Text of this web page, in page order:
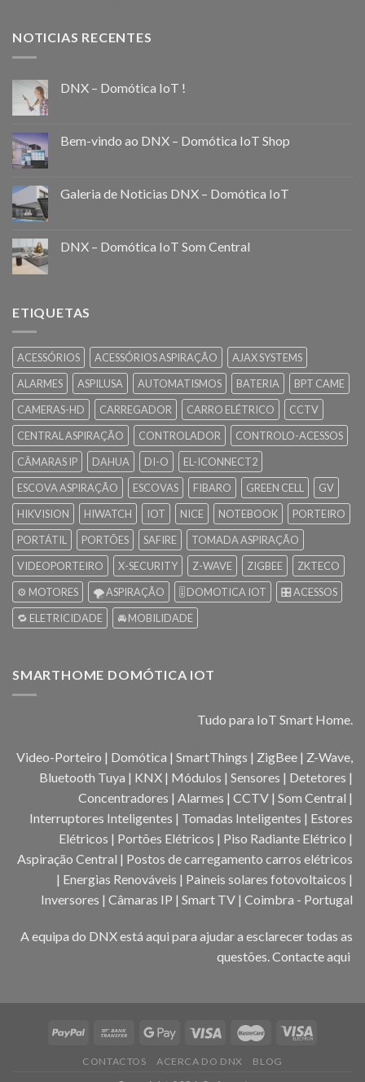
NOTICIAS RECENTES
DNX – Domótica IoT !
Bem-vindo ao DNX – Domótica IoT Shop
Galeria de Noticias DNX – Domótica IoT
DNX – Domótica IoT Som Central
ETIQUETAS
ACESSÓRIOS ACESSÓRIOS ASPIRAÇÃO
AJAX SYSTEMS
ALARMES
ASPILUSA AUTOMATISMOS BATERIA
BPT CAME
CAMERAS-HD
CARREGADOR CARRO ELÉTRICO
CCTV
CENTRAL ASPIRAÇÃO
CONTROLADOR
CONTROLO-ACESSOS
CÂMARAS IP
DAHUA DI-O
EL-ICONNECT2
ESCOVA ASPIRAÇÃO
ESCOVAS FIBARO GREEN CELL
GV
HIKVISION
HIWATCH IOT NICE NOTEBOOK
PORTEIRO
PORTÁTIL
PORTÕES SAFIRE
TOMADA ASPIRAÇÃO
VIDEOPORTEIRO
X-SECURITY Z-WAVE ZIGBEE
ZKTECO
⚙️ MOTORES
🌪️ ASPIRAÇÃO 🎚️ DOMOTICA IOT
🎛️ ACESSOS
🔁 ELETRICIDADE
🚘 MOBILIDADE
SMARTHOME DOMÓTICA IOT
Tudo para IoT Smart Home.
Video-Porteiro | Domótica | SmartThings | ZigBee | Z-Wave,
Bluetooth Tuya | KNX | Módulos | Sensores | Detetores |
Concentradores | Alarmes | CCTV | Som Central |
Interruptores Inteligentes | Tomadas Inteligentes | Estores
Elétricos | Portões Elétricos | Piso Radiante Elétrico |
Aspiração Central | Postos de carregamento carros elétricos
| Energias Renováveis | Paineis solares fotovoltaicos |
Inversores | Câmaras IP | Smart TV | Coimbra - Portugal
A equipa do DNX está aqui para ajudar a esclarecer todas as
questões.Contacte aqui
CONTACTOS ACERCA DO DNX BLOG